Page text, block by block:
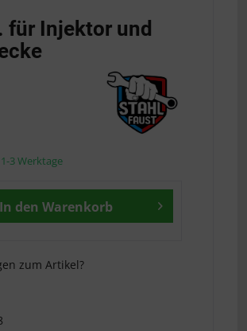
für Injektor und
3 Werktage
In den Warenkorb
zum Artikel?